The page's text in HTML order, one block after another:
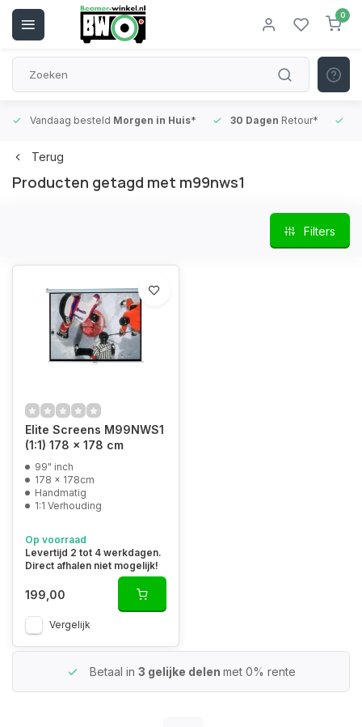
0
Vandaag besteld Morgen in Huis* 30 Dagen Retour*
Terug
Producten getagd met m99nws1
Filters
Elite Screens M99NWS1
(1:1) 178 x 178 cm
99" inch
178 x 178cm
Handmatig
1:1 Verhouding
Op voorraad
Levertijd 2 tot 4 werkdagen.
Direct afhalen niet mogelijk!
199,00
Vergelijk
Betaal in 3 gelijke delen met 0% rente